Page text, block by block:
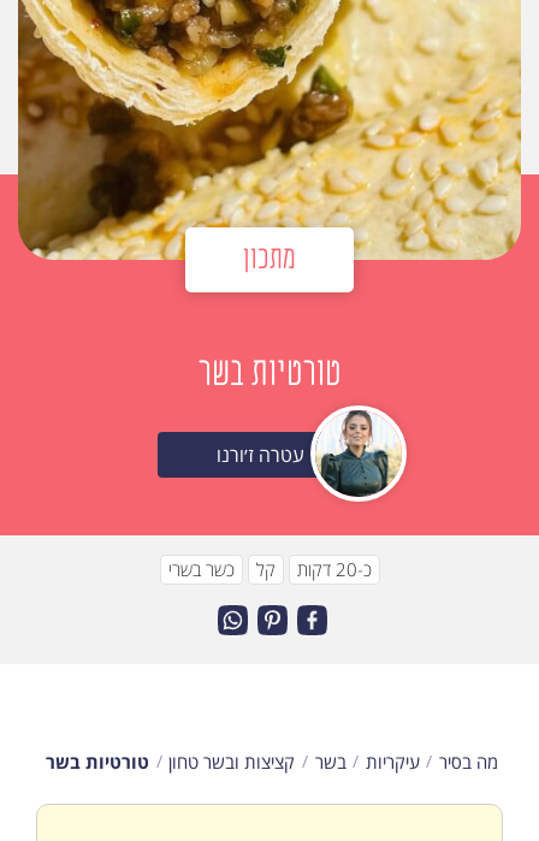
מתכון
טורטיות בשר
עטרה ז׳ורנו
כ-20 דקות קל כשר בשרי
מה בסיר עיקריות בשר קציצות ובשר טחון טורטיות בשר